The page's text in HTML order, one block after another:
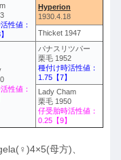
性値：
Hyperion
1930.4.18
Thicket 1947
性値：
パナスリツパー
栗毛 1952
種付け時活性値：
1.75【7】
Lady Cham
栗毛 1950
仔受胎時活性値：
0.25【9】
母方)、